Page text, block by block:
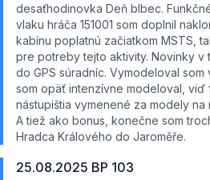
desaťhodinovka Deň blbec.
vlaku hráča 151001 som doplnil
kabínu poplatnú začiatkom MSTS,
pre potreby tejto aktivity. Novinky v
do GPS súradníc. Vymodeloval
som opäť intenzívne modeloval,
nástupištia vymenené za modely na
A tiež ako bonus, konečne som
Hradca Králového do Jaroměře.
25.08.2025 BP 103